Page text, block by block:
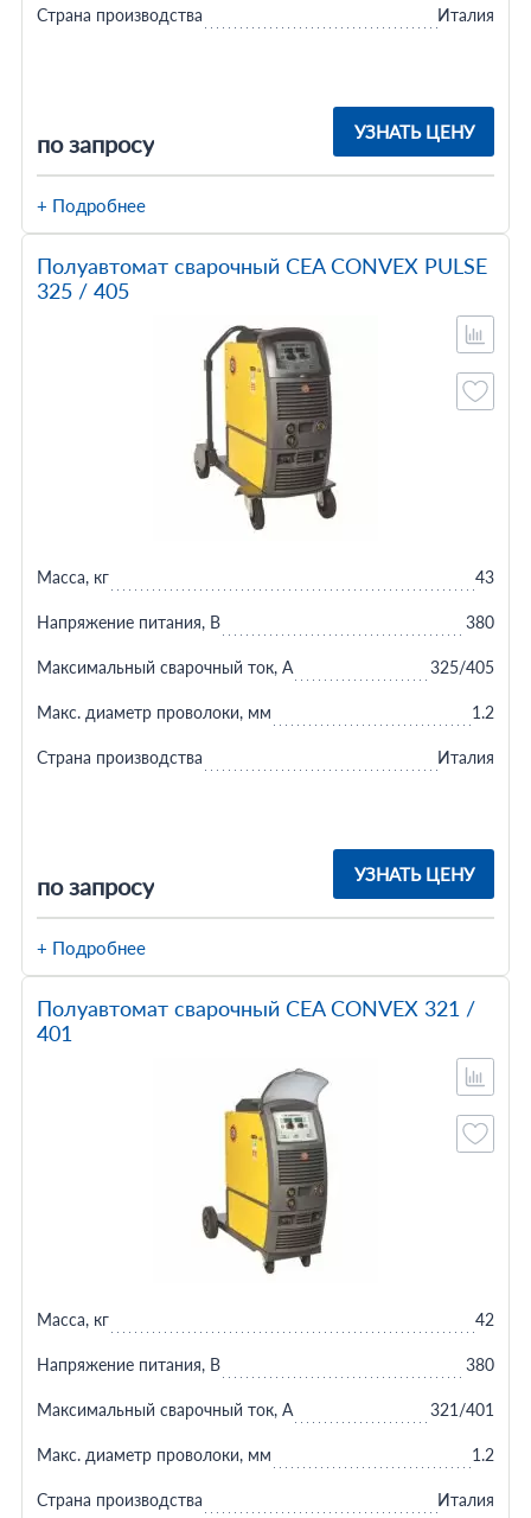
по запросу УЗНАТЬ ЦЕНУ
Страна производства Италия
+ Подробнее
Полуавтомат сварочный CEA CONVEX PULSE
325 / 405
по запросу УЗНАТЬ ЦЕНУ
Масса, кг 43
Напряжение питания, В 380
Максимальный сварочный ток, А 325/405
Макс. диаметр проволоки, мм 1.2
Страна производства Италия
+ Подробнее
Полуавтомат сварочный CEA CONVEX 321 /
401
Масса, кг 42
Напряжение питания, В 380
Максимальный сварочный ток, А 321/401
Макс. диаметр проволоки, мм 1.2
Страна производства Италия